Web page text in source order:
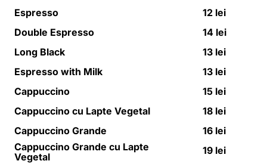
Espresso
12 lei
Double Espresso
14 lei
Long Black
13 lei
Espresso with Milk
13 lei
Cappuccino
15 lei
Cappuccino cu Lapte Vegetal
18 lei
Cappuccino Grande
16 lei
Cappuccino Grande cu Lapte
Vegetal
19 lei